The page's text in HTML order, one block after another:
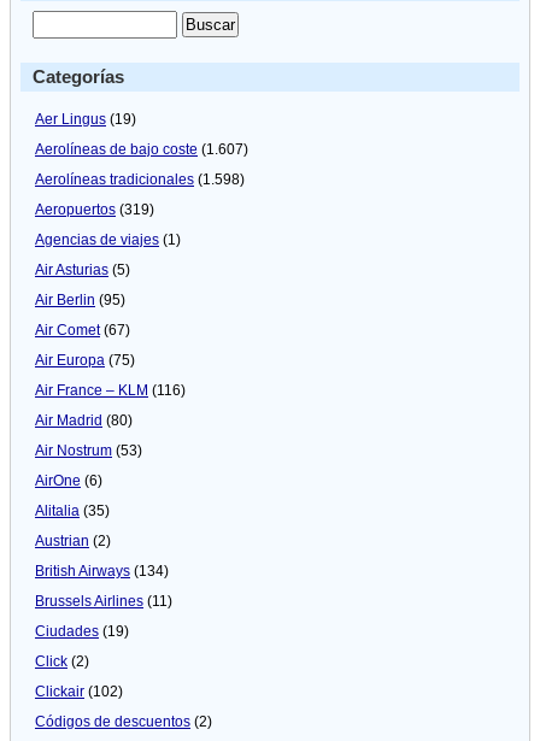
Categorías
Aer Lingus (19)
Aerolíneas de bajo coste (1.607)
Aerolíneas tradicionales (1.598)
Aeropuertos (319)
Agencias de viajes (1)
Air Asturias (5)
Air Berlin (95)
Air Comet(67)
Air Europa (75)
Air France – KLM (116)
Air Madrid (80)
Air Nostrum (53)
AirOne (6)
Alitalia (35)
Austrian (2)
British Airways (134)
Brussels Airlines (11)
Ciudades (19)
Click (2)
Clickair (102)
Códigos de descuentos (2)